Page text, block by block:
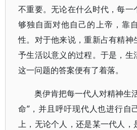
不重要。无论在什么时代，每一
够独自面对他自己的上帝，靠
性。对于他来说，重新占有精神
予生活以意义的过程。于是，生
这一问题的答案便有了着落。
奥伊肯把每一代人对精神生
命”，并且呼吁现代人也进行自
上，无论个人，还是某一代人，